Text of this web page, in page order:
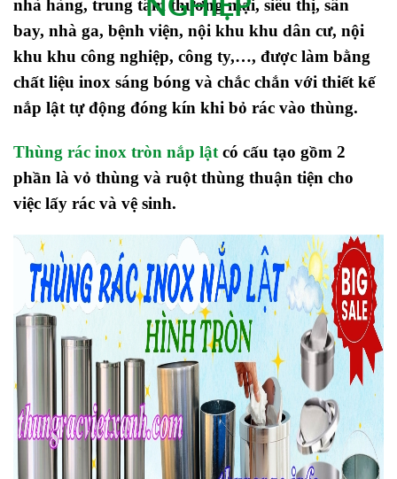
nhà hàng, trung tâm thương mại, siêu thị, sân
bay, nhà ga, bệnh viện, nội khu khu dân cư, nội
khu khu công nghiệp, công ty,…, được làm bằng
chất liệu inox sáng bóng và chắc chắn với thiết kế
nắp lật tự động đóng kín khi bỏ rác vào thùng.
Thùng rác inox tròn nắp lật có cấu tạo gồm 2
phần là vỏ thùng và ruột thùng thuận tiện cho
việc lấy rác và vệ sinh.